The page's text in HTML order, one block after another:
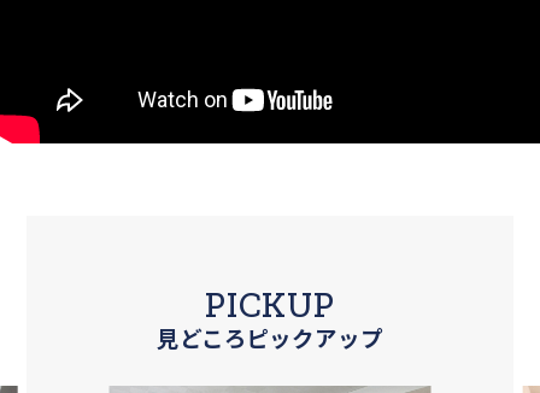
PICKUP
見どころピックアップ